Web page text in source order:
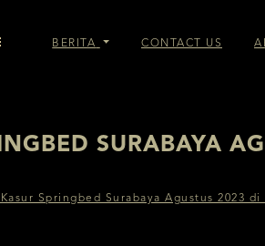
ACCESSORIES
ACCESSORIES
BERITA CONTACT US
SURABAYA
Springbed Surabaya Agustus 2023 di